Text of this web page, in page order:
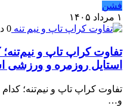
فشن
۱ مرداد ۱۴۰۵
0 دیدگاه
تفاوت کراپ تاپ و
استایل روزمره و
تفاوت کراپ تاپ و نیم‌تنه؛
و…